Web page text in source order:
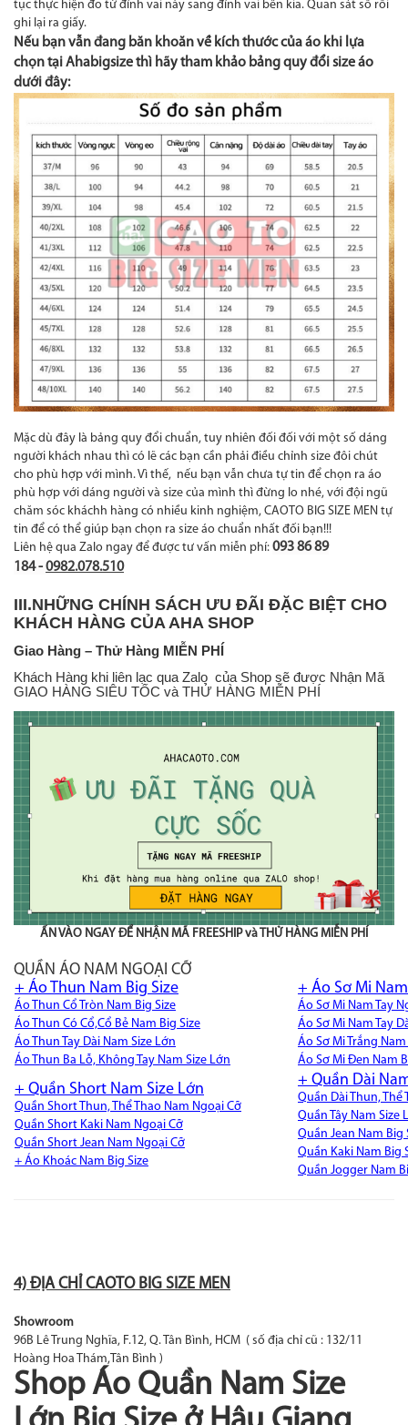
tục thực hiện đo từ đỉnh vai này sang đỉnh vai bên kia. Quan sát số rồi
ghi lại ra giấy.
Nếu bạn vẫn đang băn khoăn về kích thước của áo khi lựa
chọn tại Ahabigsize thì hãy tham khảo bảng quy đổi size áo
dưới đây:
Mặc dù đây là bảng quy đổi chuẩn, tuy nhiên đối đối với một số dáng
người khách nhau thì có lẽ các bạn cần phải điều chỉnh size đôi chút
cho phù hợp với mình. Vì thế, nếu bạn vẫn chưa tự tin để chọn ra áo
phù hợp với dáng người và size của mình thì đừng lo nhé, với đội ngũ
chăm sóc kháchh hàng có nhiều kinh nghiệm, CAOTO BIG SIZE MEN tự
tin để có thể giúp bạn chọn ra size áo chuẩn nhất đối bạn!!!
Liên hệ qua Zalo ngay để được tư vấn miễn phí: 093 86 89
184-0982.078.510
III.NHỮNG CHÍNH SÁCH ƯU ĐÃI ĐẶC BIỆT CHO
KHÁCH HÀNG CỦA AHA SHOP
Giao Hàng – Thử Hàng MIỄN PHÍ
Khách Hàng khi liên lạc qua Zalo của Shop sẽ được Nhận Mã
GIAO HÀNG SIÊU TỐC và THỬ HÀNG MIỄN PHÍ
ẤN VÀO NGAY ĐỂ NHẬN MÃ FREESHIP và THỬ HÀNG MIỄN PHÍ
QUẦN ÁO NAM NGOẠI CỠ
+ Áo Thun Nam Big Size
Áo Thun Cổ Tròn Nam Big Size
Áo Thun Có Cổ,Cổ Bẻ Nam Big Size
Áo Thun Tay Dài Nam Size Lớn
Áo Thun Ba Lỗ, Không Tay Nam Size Lớn
+ Áo Sơ Mi
Áo Sơ Mi Nam Tay
Áo Sơ Mi Nam Tay
Áo Sơ Mi Trắng Nam
Áo Sơ Mi Đen Nam
+ Quần Short Nam Size Lớn
Quần Short Thun, Thể Thao Nam Ngoại Cỡ
Quần Short Kaki Nam Ngoại Cỡ
Quần Short Jean Nam Ngoại Cỡ
+ Áo Khoác Nam Big Size
+ Quần Dài
Quần Dài Thun, Thể
Quần Tây Nam Size
Quần Jean Nam Big
Quần Kaki Nam Big
Quần Jogger Nam
4) ĐỊA CHỈ CAOTO BIG SIZE MEN
Showroom
96B Lê Trung Nghĩa, F.12, Q. Tân Bình, HCM ( số địa chỉ cũ : 132/11
Hoàng Hoa Thám,Tân Bình )
Shop Áo Quần Nam Size